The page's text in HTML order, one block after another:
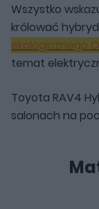
Wszystko
królować
ekologicznego
temat
Toyota RAV4
salonach na